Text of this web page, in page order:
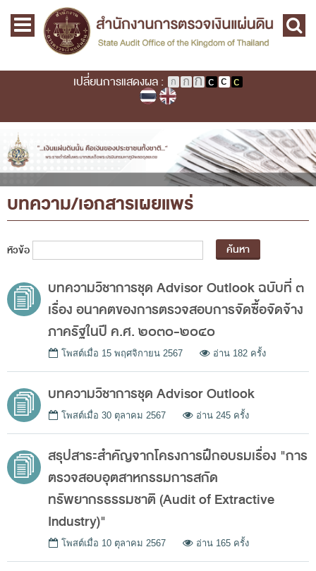
Skip to main content
Main menu
หน้าแรก
เกี่ยวกับ คตง.
นโยบายการตรวจเงินแผ่นดิน
เกี่ยวกับ ผตง.
ผู้ว่าการตรวจเงินแผ่นดิน
การบริหารและพัฒนาทรัพยากรบุคคล
เกี่ยวกับ สตง.
ประวัติสำนักงานการตรวจเงินแผ่นดิน
แผนปฏิบัติราชการ ระยะ ๕ ปี (พ.ศ. ๒๕๖๖ - ๒๕๗๐)
พระราชดำรัส รัชกาลที่ 9
ผู้บริหารสำนักงานการตรวจเงินแผ่นดิน
รองผู้ว่าการตรวจเงินแผ่นดิน
ผู้ตรวจเงินแผ่นดิน (สตภ.1-15)
Advisor to State Audit Office
ผู้บริหารเทคโนโลยีสารสนเทศระดับสูง (CIO)
หน้าที่และอำนาจ และการแบ่งส่วนราชการ
หน้าที่และอำนาจ
โครงสร้างหน่วยงาน
ภาพรวม
เปลี่ยนการแสดงผล :
คุณอยู่ที่
หน้าหลัก คลังความรู้ › บทความ/เอกสารเผยแพร่
บทความ/เอกสารเผยแพร่
หัวข้อ
บทความวิชาการชุด Advisor Outlook ฉบับที่ ๓
เรื่อง อนาคตของการตรวจสอบการจัดซื้อจัดจ้าง
ภาครัฐในปี ค.ศ. ๒๐๓๐-๒๐๔๐
โพสต์เมื่อ 15 พฤศจิกายน 2567 อ่าน 182 ครั้ง
บทความวิชาการชุด Advisor Outlook
โพสต์เมื่อ 30 ตุลาคม 2567 อ่าน 245 ครั้ง
สรุปสาระสำคัญจากโครงการฝึกอบรมเรื่อง "การ
ตรวจสอบอุตสาหกรรมการสกัด
ทรัพยากรธรรมชาติ (Audit of Extractive
Industry)"
โพสต์เมื่อ 10 ตุลาคม 2567 อ่าน 165 ครั้ง